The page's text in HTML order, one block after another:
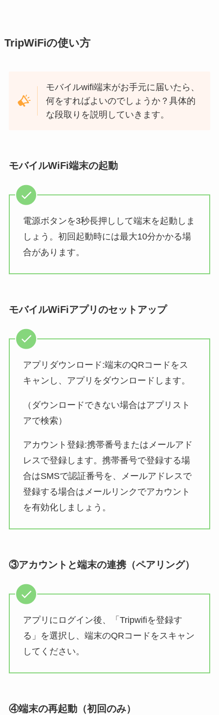
TripWiFiの使い方
モバイルwifi端末がお手元に届いたら、
何をすればよいのでしょうか？具体的
な段取りを説明していきます。
モバイルWiFi端末の起動
電源ボタンを3秒長押しして端末を起動しま
しょう。初回起動時には最大10分かかる場
合があります。
モバイルWiFiアプリのセットアップ
アプリダウンロード:端末のQRコードをス
キャンし、アプリをダウンロードします。
（ダウンロードできない場合はアプリスト
アで検索）
アカウント登録:携帯番号またはメールアド
レスで登録します。携帯番号で登録する場
合はSMSで認証番号を、メールアドレスで
登録する場合はメールリンクでアカウント
を有効化しましょう。
③アカウントと端末の連携（ペアリング）
アプリにログイン後、「Tripwifiを登録す
る」を選択し、端末のQRコードをスキャン
してください。
④端末の再起動（初回のみ）